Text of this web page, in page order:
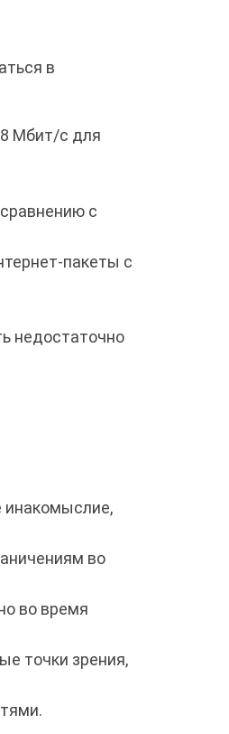
в
Мбит/с для
с
пакеты с
недостаточно
инакомыслие,
во
во время
точки зрения,